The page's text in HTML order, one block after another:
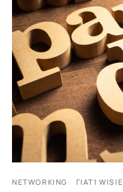
NETWORKING ΓΙΑΤΊ WISIE